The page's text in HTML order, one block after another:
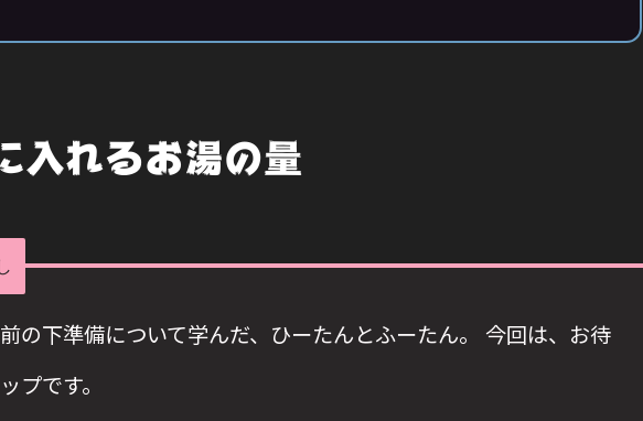
入れるお湯の量
の下準備について学んだ、ひーたんとふーたん。 今回は、お待
プです。